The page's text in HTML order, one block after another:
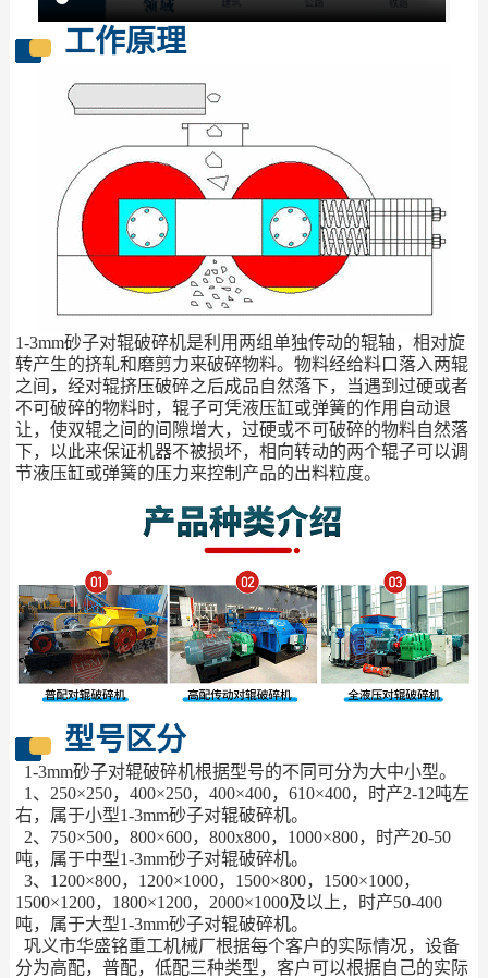
工作原理
1-3mm砂子对辊破碎机是利用两组单独传动的辊轴，相对旋
转产生的挤轧和磨剪力来破碎物料。物料经给料口落入两辊
之间，经对辊挤压破碎之后成品自然落下，当遇到过硬或者
不可破碎的物料时，辊子可凭液压缸或弹簧的作用自动退
让，使双辊之间的间隙增大，过硬或不可破碎的物料自然落
下，以此来保证机器不被损坏，相向转动的两个辊子可以调
节液压缸或弹簧的压力来控制产品的出料粒度。
型号区分
1-3mm砂子对辊破碎机根据型号的不同可分为大中小型。
1、250×250，400×250，400×400，610×400，时产2-12吨左
右，属于小型1-3mm砂子对辊破碎机。
2、750×500，800×600，800x800，1000×800，时产20-50
吨，属于中型1-3mm砂子对辊破碎机。
3、1200×800，1200×1000，1500×800，1500×1000，
1500×1200，1800×1200，2000×1000及以上，时产50-400
吨，属于大型1-3mm砂子对辊破碎机。
巩义市华盛铭重工机械厂根据每个客户的实际情况，设备
分为高配，普配，低配三种类型，客户可以根据自己的实际